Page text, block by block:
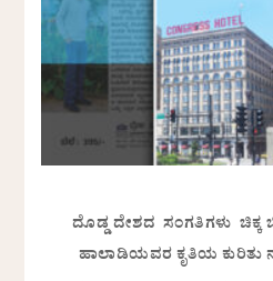
ದೊಡ್ಡ ದೇಶದ ಸಂಗತಿಗಳು ಚಿಕ್ಕ
ಹಾಲಾಡಿಯವರ ಕೃತಿಯ